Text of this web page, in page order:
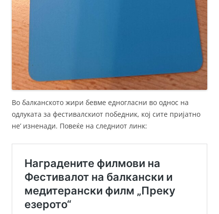
Во балканското жири бевме едногласни во однос на
одлуката за фестивалскиот победник, кој сите пријатно
не’ изненади. Повеќе на следниот линк: